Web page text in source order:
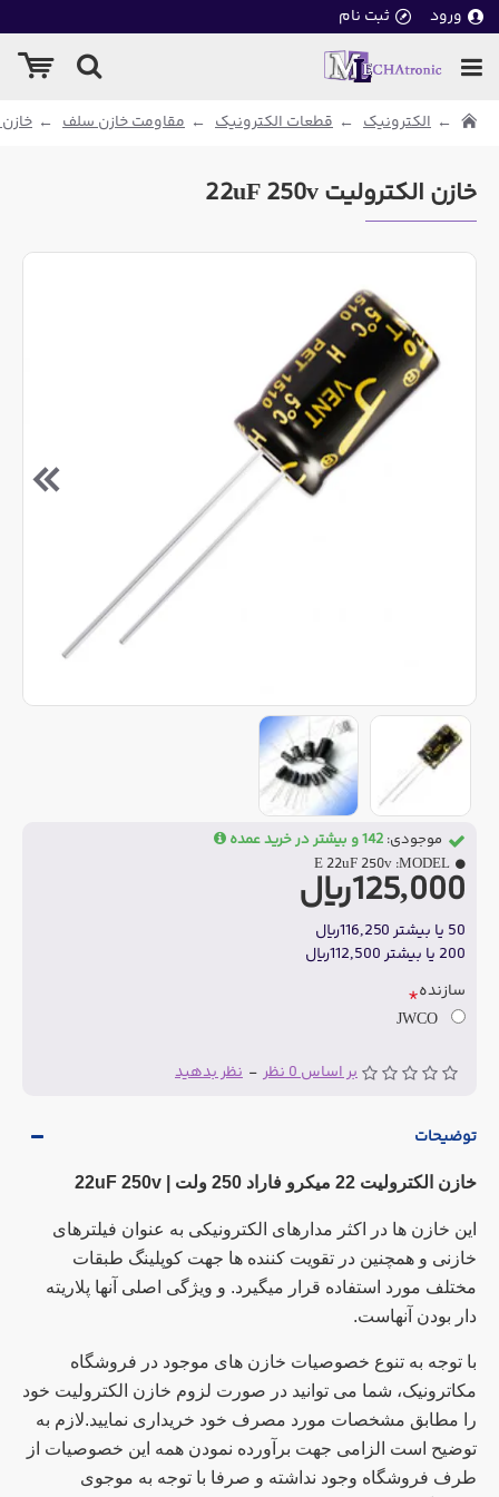
ورود ثبت نام
الکترونیک قطعات الکترونیک مقاومت خازن سلف
خازن الکترولیت 22uF 250v
بر اساس 0 نظر - نظر بدهید
125,000ریال
50 یا بیشتر 116,250ریال
200 یا بیشتر 112,500ریال
موجودی: 142 و بیشتر در خرید عمده
MODEL:
E 22uF 250v
سازنده
JWCO
توضیحات
خازن الکترولیت 22 میکرو فاراد 250 ولت |
این خازن ها در اکثر مدارهای الکترونیکی به عنوان فیلترهای
خازنی و همچنین در تقویت کننده ها جهت کوپلینگ طبقات
مختلف مورد استفاده قرار میگیرد. و ویژگی اصلی آنها پلاریته
دار بودن آنهاست.
با توجه به تنوع خصوصیات خازن های موجود در فروشگاه
مکاترونیک، شما می توانید در صورت لزوم خازن الکترولیت خود
را مطابق مشخصات مورد مصرف خود خریداری نمایید.لازم به
توضیح است الزامی جهت برآورده نمودن همه این خصوصیات از
طرف فروشگاه وجود نداشته و صرفا با توجه به موجوی